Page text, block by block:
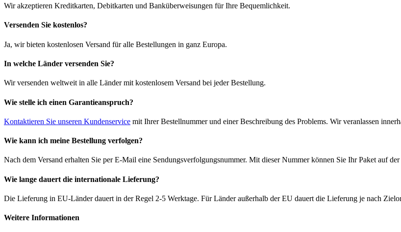
Wir akzeptieren Kreditkarten, Debitkarten und Banküberweisungen für Ihre Bequemlichkeit.
Versenden Sie kostenlos?
Ja, wir bieten kostenlosen Versand für alle Bestellungen in ganz Europa.
In welche Länder versenden Sie?
Wir versenden weltweit in alle Länder mit kostenlosem Versand bei jeder Bestellung.
Wie stelle ich einen Garantieanspruch?
Kontaktieren Sie unseren Kundenservice mit Ihrer Bestellnummer und einer Beschreibung des Problems. Wir veranlassen
Wie kann ich meine Bestellung verfolgen?
Nach dem Versand erhalten Sie per E-Mail eine Sendungsverfolgungsnummer. Mit dieser Nummer können Sie Ihr Paket auf
Wie lange dauert die internationale Lieferung?
Die Lieferung in EU-Länder dauert in der Regel 2-5 Werktage. Für Länder außerhalb der EU dauert die Lieferung je nach
Weitere Informationen